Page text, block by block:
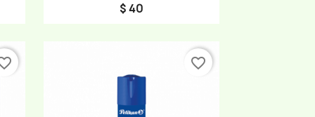
$ 40
favorite_border